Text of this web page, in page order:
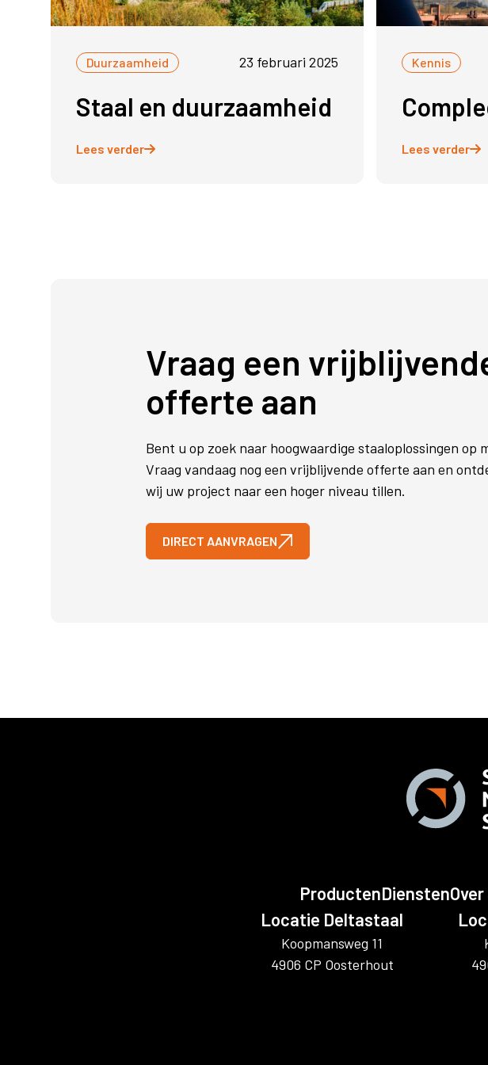
Duurzaamheid 23 februari 2025
Staal en duurzaamheid
Lees verder
Kennis
Lees verder
Vraag een
offerte aan
Bent u op zoek naar hoogwaardige staaloplossingen op
Vraag vandaag nog een vrijblijvende offerte aan en
wij uw project naar een hoger niveau tillen.
DIRECT AANVRAGEN
ProductenDiensten
Locatie Deltastaal
Koopmansweg 11
4906 CP Oosterhout